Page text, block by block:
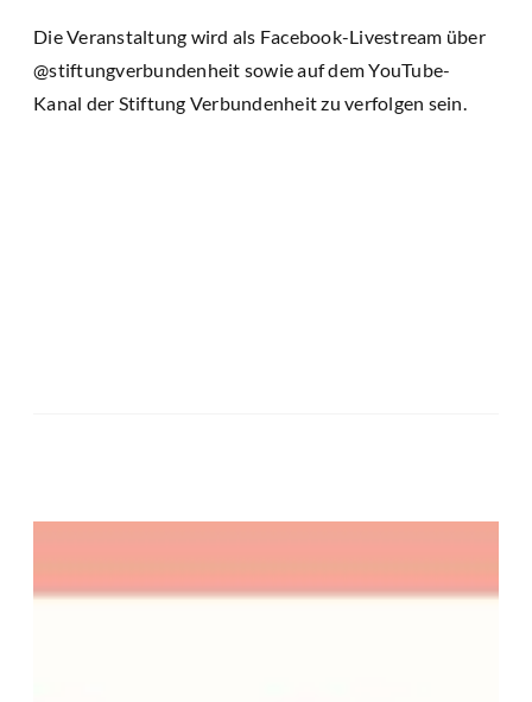
Die Veranstaltung wird als Facebook-Livestream über
@stiftungverbundenheit sowie auf dem YouTube-
Kanal der Stiftung Verbundenheit zu verfolgen sein.